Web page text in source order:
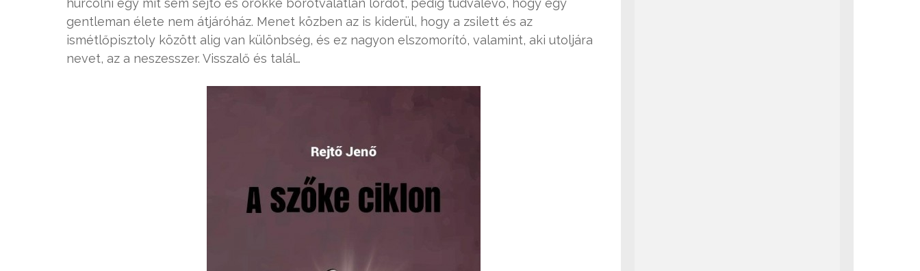
hurcolni egy mit sem sejtő és örökké borotválatlan lordot, pedig tudvalevő, hogy egy
gentleman élete nem átjáróház. Menet közben az is kiderül, hogy a zsilett és az
ismétlőpisztoly között alig van különbség, és ez nagyon elszomorító, valamint, aki utoljára
nevet, az a neszesszer. Visszalő és talál…